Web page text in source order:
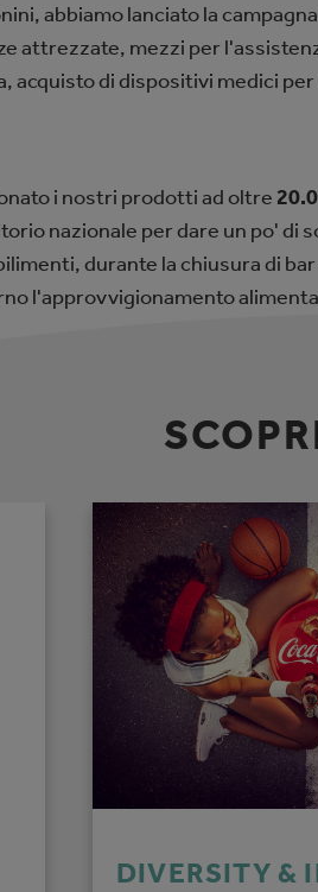
abbiamo lanciato la
attrezzate, mezzi per
acquisto di dispositivi medici
i nostri prodotti ad oltre
nazionale per dare un po'
durante la chiusura di
l'approvvigionamento
DIVERSITY &